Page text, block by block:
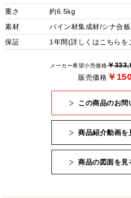
重さ
約6.5kg
素材
パイン材集成材/シナ合板
保証
1年間(詳しくはこちら を
メーカー希望小売価格￥
販売価格 ￥
この商品のお問
商品紹介動画を
商品の図面を見